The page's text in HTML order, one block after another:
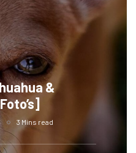
&
3 Mins read